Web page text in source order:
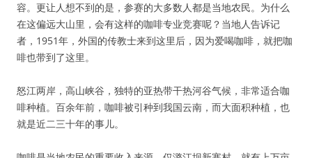
容。更让人想不到的是，参赛的大多数人都是当地农民。为什么
在这偏远大山里，会有这样的咖啡专业竞赛呢？当地人告诉记
者，1951年，外国的传教士来到这里后，因为爱喝咖啡，就把咖
啡也带到了这里。
怒江两岸，高山峡谷，独特的亚热带干热河谷气候，非常适合咖
啡种植。百余年前，咖啡被引种到我国云南，而大面积种植，也
就是近二三十年的事儿。